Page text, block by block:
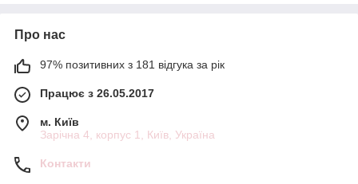
Про нас
97% позитивних з 181 відгука за рік
Працює з 26.05.2017
м. Київ
Зарічна 4, корпус 1, Київ, Україна
Контакти